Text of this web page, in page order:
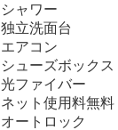
シャワー
独立洗面台
エアコン
シューズボックス
光ファイバー
ネット使用料無料
オートロック